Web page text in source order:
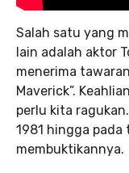
Salah satu yang
lain adalah aktor
menerima
Maverick”.
perlu kita
1981 hingga
membuktikannya.